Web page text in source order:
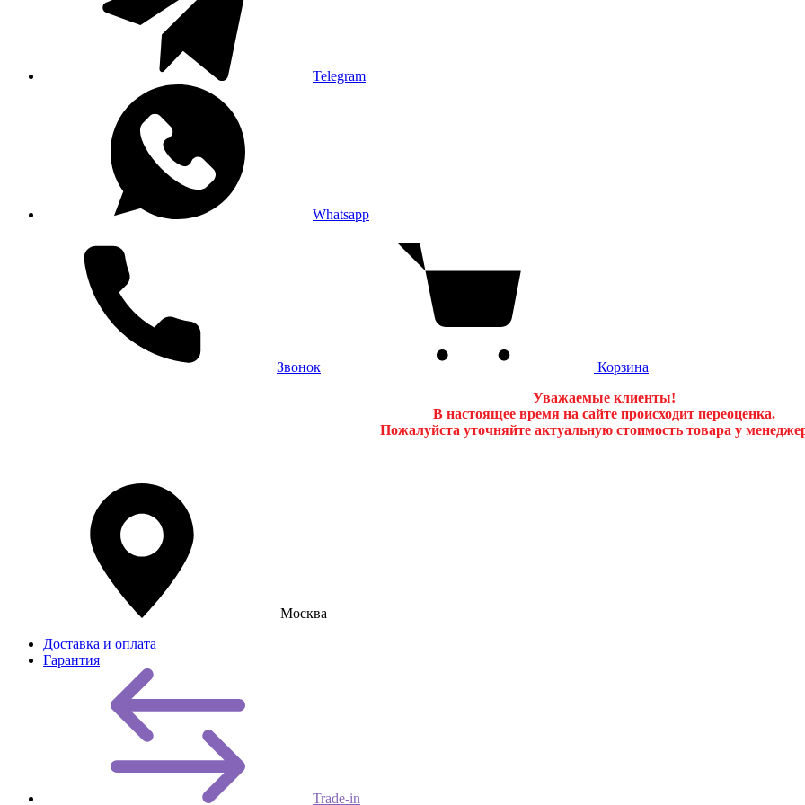
Telegram
Whatsapp
Звонок
Корзина
Уважаемые клиенты!
В настоящее время на сайте происходит переоценка.
Пожалуйста уточняйте актуальную стоимость товара у
Москва
Доставка и оплата
Гарантия
Trade-in